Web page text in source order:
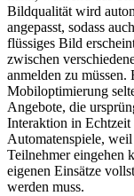
Bildqualität wird
angepasst, sodass
flüssiges Bild
zwischen
anmelden zu
Mobiloptimierung
Angebote, die
Interaktion in Echtzeit
Automatenspiele,
Teilnehmer eingehen
eigenen Einsätze
werden muss.